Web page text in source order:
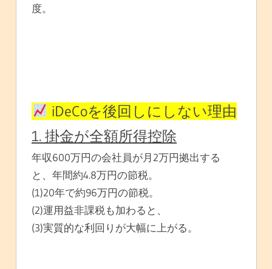
度。
iDeCoを後回しにしない理由
1. 掛金が全額所得控除
年収600万円の会社員が月2万円拠出する
と、年間約4.8万円の節税。
(1)20年で約96万円の節税。
(2)運用益非課税も加わると、
(3)実質的な利回りが大幅に上がる。